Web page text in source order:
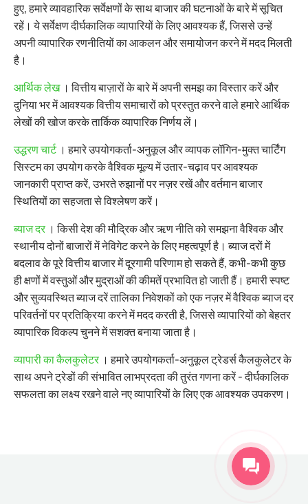
हुए, हमारे व्यावहारिक सर्वेक्षणों के साथ बाजार की घटनाओं के बारे में सूचित
रहें। ये सर्वेक्षण दीर्घकालिक व्यापारियों के लिए आवश्यक हैं, जिससे उन्हें
अपनी व्यापारिक रणनीतियों का आकलन और समायोजन करने में मदद मिलती
है।
आर्थिक लेख। वित्तीय बाज़ारों के बारे में अपनी समझ का विस्तार करें और
दुनिया भर में आवश्यक वित्तीय समाचारों को प्रस्तुत करने वाले हमारे आर्थिक
लेखों की खोज करके तार्किक व्यापारिक निर्णय लें।
उद्धरण चार्ट। हमारे उपयोगकर्ता-अनुकूल और व्यापक लॉगिन-मुक्त चार्टिंग
सिस्टम का उपयोग करके वैश्विक मूल्य में उतार-चढ़ाव पर आवश्यक
जानकारी प्राप्त करें, उभरते रुझानों पर नज़र रखें और वर्तमान बाजार
स्थितियों का सहजता से विश्लेषण करें।
ब्याज दर । किसी देश की मौद्रिक और ऋण नीति को समझना वैश्विक और
स्थानीय दोनों बाजारों में नेविगेट करने के लिए महत्वपूर्ण है। ब्याज दरों में
बदलाव के पूरे वित्तीय बाजार में दूरगामी परिणाम हो सकते हैं, कभी-कभी कुछ
ही क्षणों में वस्तुओं और मुद्राओं की कीमतें प्रभावित हो जाती हैं। हमारी स्पष्ट
और सुव्यवस्थित ब्याज दरें तालिका निवेशकों को एक नज़र में वैश्विक ब्याज दर
परिवर्तनों पर प्रतिक्रिया करने में मदद करती है, जिससे व्यापारियों को बेहतर
व्यापारिक विकल्प चुनने में सशक्त बनाया जाता है।
व्यापारी का कैलकुलेटर । हमारे उपयोगकर्ता-अनुकूल ट्रेडर्स कैलकुलेटर के
साथ अपने ट्रेडों की संभावित लाभप्रदता की तुरंत गणना करें - दीर्घकालिक
सफलता का लक्ष्य रखने वाले नए व्यापारियों के लिए एक आवश्यक उपकरण।